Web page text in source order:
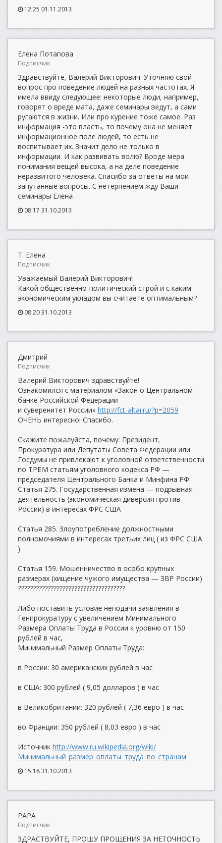
12:25 01.11.2013
Елена Потапова
Подписчик
Здравствуйте, Валерий Викторович. Уточняю свой
вопрос про поведение людей на разных частотах. Я
имела ввиду следующее: некоторые люди, например,
говорят о вреде мата, даже семинары ведут, а сами
ругаются в жизни. Или про курение тоже самое. Раз
информация -это власть, то почему она не меняет
информационное поле людей, то есть не
воспитывает их. Значит дело не только в
информации. И как развивать волю? Вроде мера
понимания вещей высока, а на деле поведение
неразвитого человека. Спасибо за ответы на мои
запутанные вопросы. С нетерпением жду Ваши
семинары Елена
08:17 31.10.2013
Т. Елена
Подписчик
Уважаемый Валерий Викторович!
Какой общественно-политический строй и с каким
экономическим укладом вы считаете оптимальным?
08:20 31.10.2013
Дмитрий
Подписчик
Валерий Викторович здравствуйте!
Ознакомился с материалом «Закон о Центральном
банке Российской Федерации
и суверенитет России» http://fct-altai.ru/?p=2059
ОЧЕНЬ интересно! Спасибо.
Скажите пожалуйста, почему: Президент,
Прокуратура или Депутаты Совета Федерации или
Госдумы не привлекают к уголовной ответственности
по ТРЁМ статьям уголовного кодекса РФ —
председателя Центрального Банка и Минфина РФ:
Статья 275. Государственная измена — подрывная
деятельность (экономическая диверсия против
России) в интересах ФРС США
Статья 285. Злоупотребление должностными
полномочиями в интересах третьих лиц ( из ФРС США
)
Статья 159. Мошенничество в особо крупных
размерах (хищение чужого имущества — ЗВР России)
????????????????????????????????????
Либо поставить условие неподачи заявления в
Генпрокуратуру с увеличением Минимального
Размера Оплаты Труда в России к уровню от 150
рублей в час,
Минимальный Размер Оплаты Труда:
в России: 30 американских рублей в час
в США: 300 рублей ( 9,05 долларов ) в час
в Великобритании: 320 рублей ( 7,36 евро ) в час
во Франции: 350 рублей ( 8,03 евро ) в час
Источник http://www.ru.wikipedia.org/wiki/
Минимальный_размер_оплаты_труда_по_странам
15:18 31.10.2013
PAPA
Подписчик
ЗДРАСТВУЙТЕ, ПРОШУ ПРОЩЕНИЯ ЗА НЕТОЧНОСТЬ